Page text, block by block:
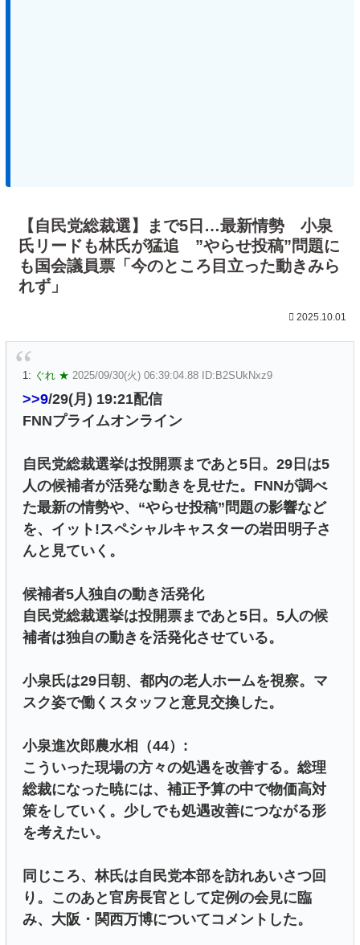
【自民党総裁選】まで5日…最新情勢 小泉
氏リードも林氏が猛追 ”やらせ投稿”問題に
も国会議員票「今のところ目立った動きみら
れず」
2025.10.01
1: ぐれ ★ 2025/09/30(火) 06:39:04.88 ID:B2SUkNxz9
>>9/29(月) 19:21配信
FNNプライムオンライン
自民党総裁選挙は投開票まであと5日。29日は5
人の候補者が活発な動きを見せた。FNNが調べ
た最新の情勢や、“やらせ投稿”問題の影響など
を、イット!スペシャルキャスターの岩田明子さ
んと見ていく。
候補者5人独自の動き活発化
自民党総裁選挙は投開票まであと5日。5人の候
補者は独自の動きを活発化させている。
小泉氏は29日朝、都内の老人ホームを視察。マ
スク姿で働くスタッフと意見交換した。
小泉進次郎農水相（44）:
こういった現場の方々の処遇を改善する。総理
総裁になった暁には、補正予算の中で物価高対
策をしていく。少しでも処遇改善につながる形
を考えたい。
同じころ、林氏は自民党本部を訪れあいさつ回
り。このあと官房長官として定例の会見に臨
み、大阪・関西万博についてコメントした。